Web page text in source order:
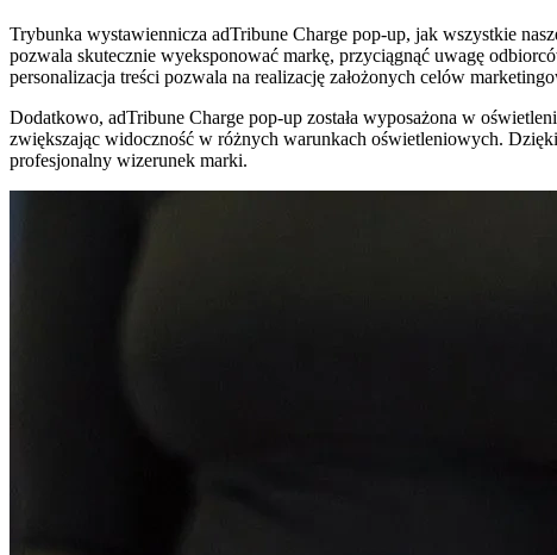
Trybunka wystawiennicza adTribune Charge pop-up, jak wszystkie
pozwala skutecznie wyeksponować markę, przyciągnąć uwagę
personalizacja treści pozwala na realizację założonych celów
Dodatkowo, adTribune Charge pop-up została wyposażona w
zwiększając widoczność w różnych warunkach oświetleniowych.
profesjonalny wizerunek marki.